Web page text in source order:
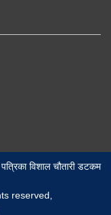
पत्रिका विशाल चौतारी डटकम
reserved,